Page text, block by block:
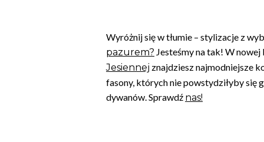
Wyróżnij się w tłumie – stylizacje z
pazurem? Jesteśmy na tak! W
Jesiennej znajdziesz najmodniejsze
fasony, których nie powstydziłyby się
dywanów. Sprawdź nas!